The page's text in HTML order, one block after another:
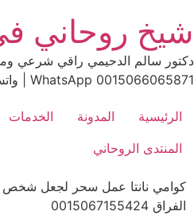
to
content
شيخ روحاني
دكتور سالم الدحيمي راقي شرعي
0015066065871 WhatsApp | واتس آب .
الرئيسية المدونة الخدمات
المنتدى الروحاني
كوامي نانتا عمل سحر لجعل شخص
الفراق 0015067155424